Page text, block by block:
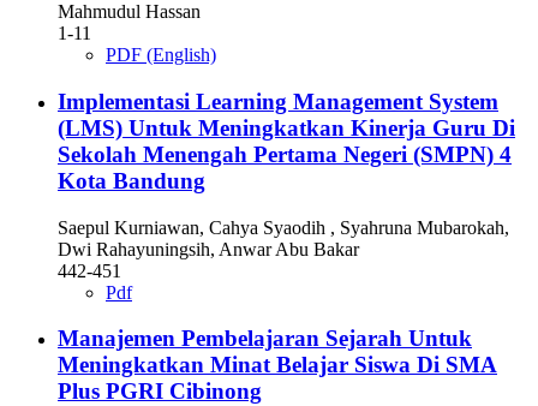
Mahmudul Hassan
1-11
PDF (English)
Implementasi Learning Management System
(LMS) Untuk Meningkatkan Kinerja Guru Di
Sekolah Menengah Pertama Negeri (SMPN) 4
Kota Bandung
Saepul Kurniawan, Cahya Syaodih , Syahruna Mubarokah,
Dwi Rahayuningsih, Anwar Abu Bakar
442-451
Pdf
Manajemen Pembelajaran Sejarah Untuk
Meningkatkan Minat Belajar Siswa Di SMA
Plus PGRI Cibinong